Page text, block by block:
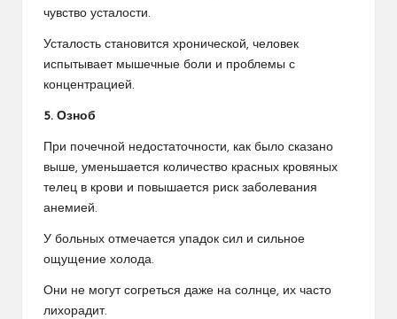
чувство усталости.
Усталость становится хронической, человек
испытывает мышечные боли и проблемы с
концентрацией.
5. Озноб
При почечной недостаточности, как было сказано
выше, уменьшается количество красных кровяных
телец в крови и повышается риск заболевания
анемией.
У больных отмечается упадок сил и сильное
ощущение холода.
Они не могут согреться даже на солнце, их часто
лихорадит.